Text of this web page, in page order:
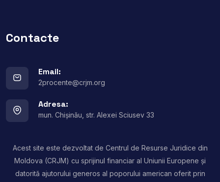
Contacte
Email:
2procente@crjm.org
Adresa:
mun. Chișinău, str. Alexei Sciusev 33
Acest site este dezvoltat de Centrul de Resurse Juridice din
Moldova (CRJM) cu sprijinul financiar al Uniunii Europene și
datorită ajutorului generos al poporului american oferit prin